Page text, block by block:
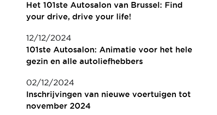
Het 101ste Autosalon van Brussel: Find
your drive, drive your life!
12/12/2024
101ste Autosalon: Animatie voor het hele
gezin en alle autoliefhebbers
02/12/2024
Inschrijvingen van nieuwe voertuigen tot
november 2024